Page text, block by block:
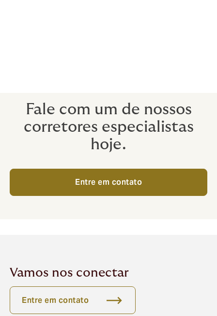
Fale com um de nossos
corretores especialistas
hoje.
Entre em contato
Vamos nos conectar
Entre em contato